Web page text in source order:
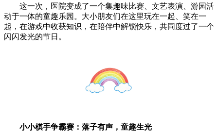
这一次，医院变成了一个集趣味比赛、文艺表演、游园活
动于一体的童趣乐园。大小朋友们在这里玩在一起、笑在一
起，在游戏中收获知识，在陪伴中解锁快乐，共同度过了一个
闪闪发光的节日。
小小棋手争霸赛：落子有声，童趣生光